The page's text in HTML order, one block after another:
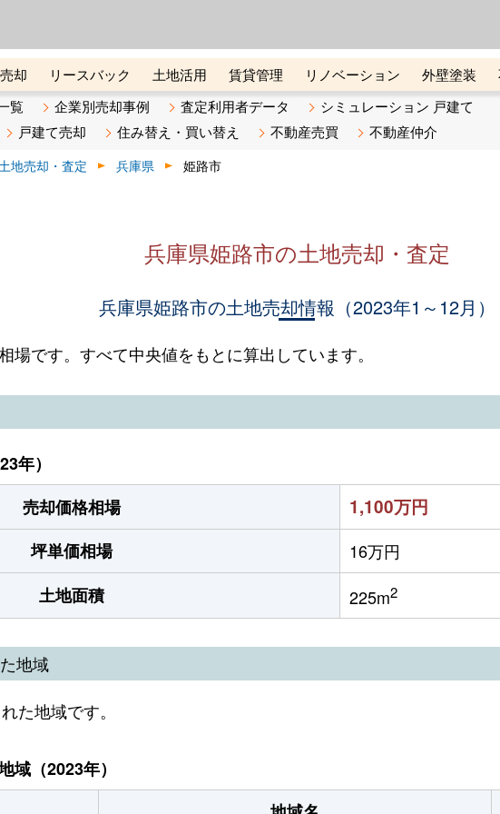
却 リースバック 土地活用 賃貸管理 リノベーション 外壁塗装
ニー オンライン講座 リビンマガジンBiz 不動産売却ご相談デスク
覧 企業別売却事例 査定利用者データ
シミュレーション 戸建て
戸建て売却 住み替え・買い替え 不動産売買 不動産仲介
地売却・査定 兵庫県 姫路市
兵庫県姫路市の土地売却・査定
兵庫県姫路市の土地売却情報（2023年1～12月）
場です。すべて中央値をもとに算出しています。
年）
売却価格相場
1,100万円
坪単価相場
16万円
土地面積
225m2
地域
た地域です。
域（2023年）